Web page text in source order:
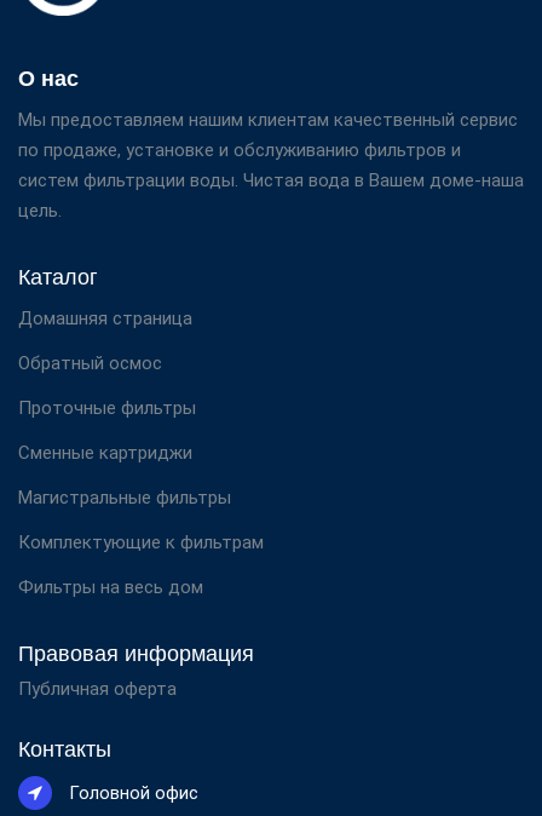
О нас
Мы предоставляем нашим клиентам качественный сервис
по продаже, установке и обслуживанию фильтров и
систем фильтрации воды. Чистая вода в Вашем доме-наша
цель.
Каталог
Домашняя страница
Обратный осмос
Проточные фильтры
Сменные картриджи
Магистральные фильтры
Комплектующие к фильтрам
Фильтры на весь дом
Правовая информация
Публичная оферта
Контакты
Головной офис